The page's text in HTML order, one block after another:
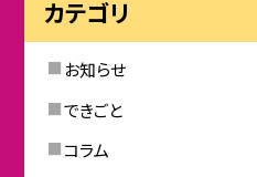
カテゴリ
お知らせ
できごと
コラム